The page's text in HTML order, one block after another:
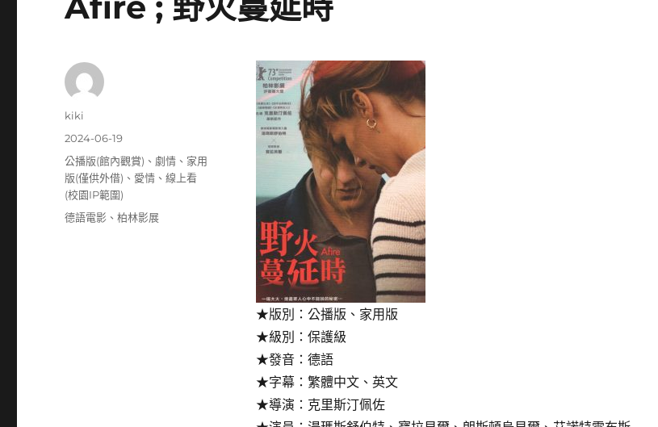
★版別：公播版、家用版
★級別：保護級
★發音：德語
★字幕：繁體中文、英文
★導演：克里斯汀佩佐
作
kiki
發
佈
日
期:
2024-06-19
分
類
公播版(館內觀賞) 、 劇情 、 家用
版(僅供外借) 、 愛情 、線上看
(校園IP範圍)
標
德語電影 、柏林影展